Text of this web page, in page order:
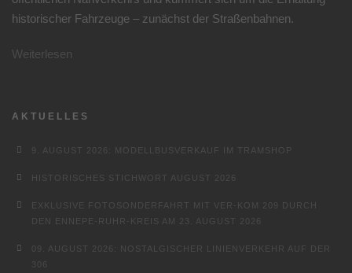
historischer Fahrzeuge – zunächst der Straßenbahnen.
Weiterlesen
AKTUELLES
9. AUGUST 2026: MODELLBUSVERKAUF IM TRAMSHOP
HISTORISCHES STICHWORT AUGUST 2026
EXKLUSIVE FOTOSONDERFAHRT MIT VER-KOM 209 DURCH
DEN ENNEPE-RUHR-KREIS AM 23. AUGUST 2026
09. AUGUST 2026: NOSTALGISCHER LINIENVERKEHR AUF DER
306